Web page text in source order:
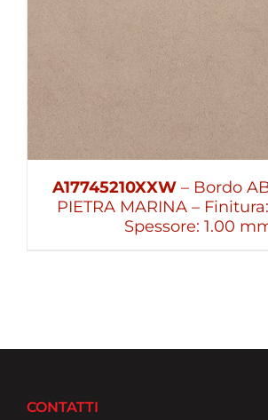
A17745210XXW– Bordo
PIETRA MARINA –
Spessore: 1.00
CONTATTI